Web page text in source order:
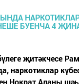
җитәкчесе
наркотиклар